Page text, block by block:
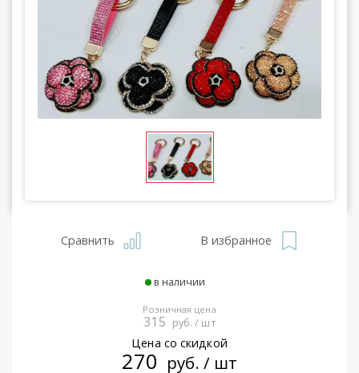
Сравнить В избранное
в наличии
Розничная цена
315 руб. / шт
Цена со скидкой
270 руб. / шт